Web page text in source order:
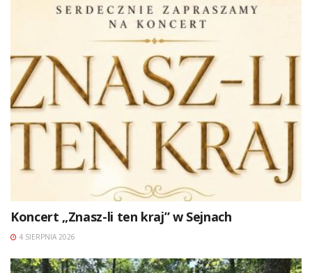
Koncert „Znasz-li ten kraj” w Sejnach
4 SIERPNIA 2026